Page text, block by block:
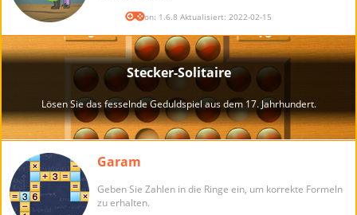
Version: 1.6.8 Aktualisiert: 2022-02-15
Garam
Geben Sie Zahlen in die Ringe ein, um korrekte Formeln
zu erhalten.